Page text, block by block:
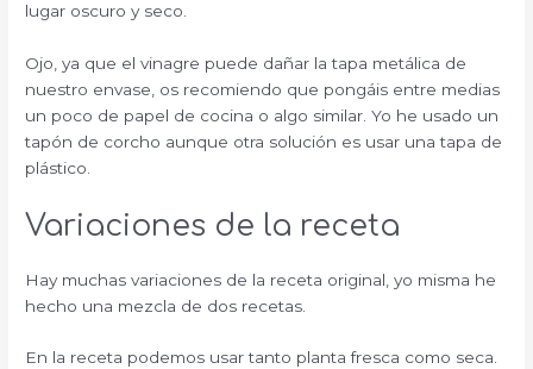
lugar oscuro y seco.
Ojo, ya que el vinagre puede dañar la tapa metálica de
nuestro envase, os recomiendo que pongáis entre medias
un poco de papel de cocina o algo similar. Yo he usado un
tapón de corcho aunque otra solución es usar una tapa de
plástico.
Variaciones de la receta
Hay muchas variaciones de la receta original, yo misma he
hecho una mezcla de dos recetas.
En la receta podemos usar tanto planta fresca como seca.